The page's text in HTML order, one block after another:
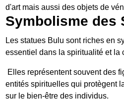
d'art mais aussi des objets de
Symbolisme des
Les statues Bulu sont riches en
essentiel dans la spiritualité et la
Elles représentent souvent des
entités spirituelles qui protègent
sur le bien-être des individus.